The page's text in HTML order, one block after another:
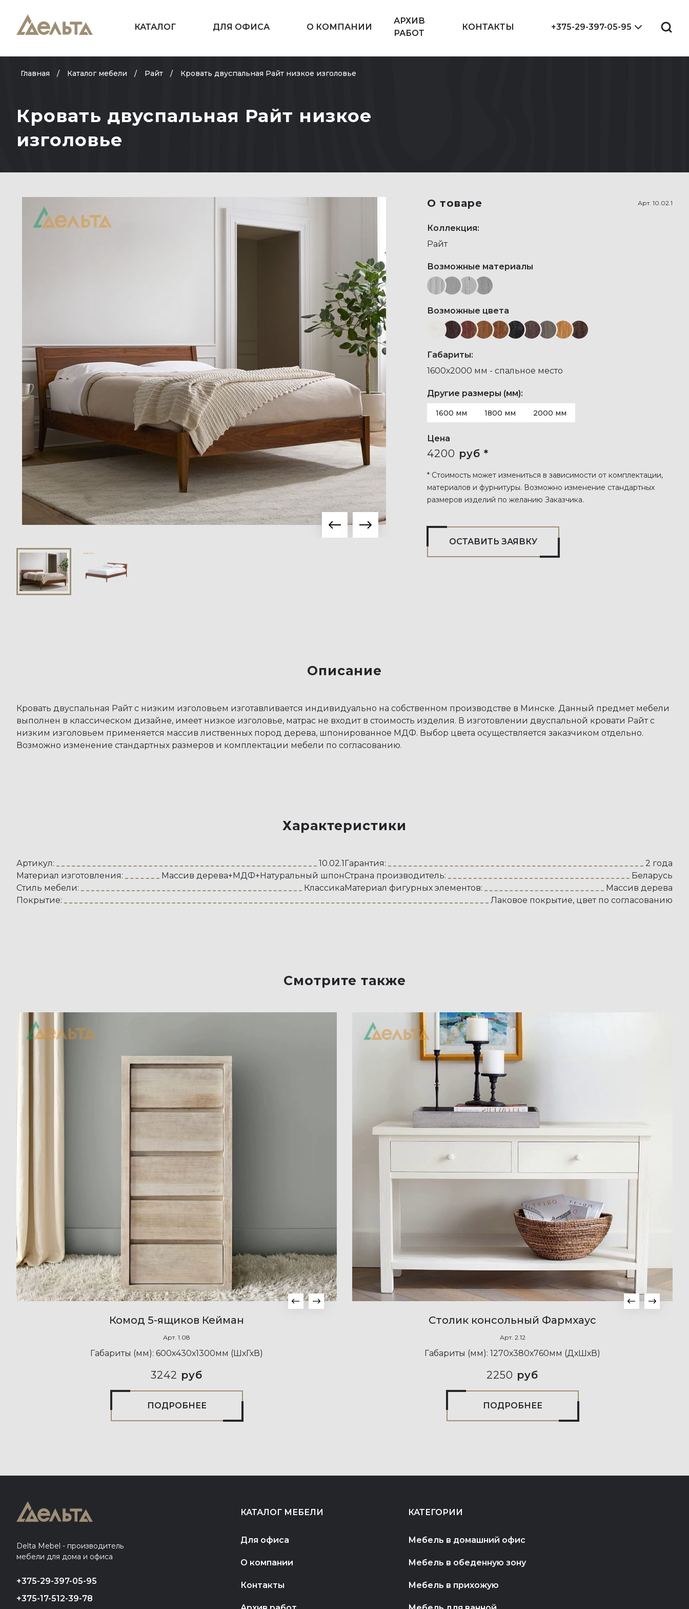
КАТАЛОГ ДЛЯ ОФИСА О КОМПАНИИ
АРХИВ
РАБОТ
КОНТАКТЫ +375-29-397-05-95
Главная Каталог мебели Райт Кровать двуспальная Райт низкое изголовье
Кровать двуспальная Райт низкое
изголовье
О товаре Арт. 10.02.1
Коллекция:
Райт
Возможные материалы
Возможные цвета
Габариты:
1600х2000 мм - спальное место
Другие размеры (мм):
1600 мм 1800 мм 2000 мм
Цена
4200 руб *
* Стоимость может измениться в зависимости от комплектации,
материалов и фурнитуры. Возможно изменение стандартных
размеров изделий по желанию Заказчика.
ОСТАВИТЬ ЗАЯВКУ
Описание
Кровать двуспальная Райт с низким изголовьем изготавливается индивидуально на собственном производстве в Минске. Данный предмет мебели
выполнен в классическом дизайне, имеет низкое изголовье, матрас не входит в стоимость изделия. В изготовлении двуспальной кровати Райт с
низким изголовьем применяется массив лиственных пород дерева, шпонированное МДФ. Выбор цвета осуществляется заказчиком отдельно.
Возможно изменение стандартных размеров и комплектации мебели по согласованию.
Характеристики
Артикул: 10.02.1Гарантия:
2 года
Материал изготовления:
Массив дерева+МДФ+Натуральный шпонСтрана производитель:
Беларусь
Стиль мебели:
КлассикаМатериал фигурных элементов:
Массив дерева
Покрытие:
Лаковое покрытие, цвет по согласованию
Смотрите также
Комод 5-ящиков Кейман
Арт. 1.08
Габариты (мм): 600х430х1300мм (ШхГхВ)
3242 руб
ПОДРОБНЕЕ
Столик консольный Фармхаус
Арт. 2.12
Габариты (мм): 1270х380х760мм (ДхШхВ)
2250 руб
ПОДРОБНЕЕ
Delta Mebel - производитель
мебели для дома и офиса
+375-29-397-05-95
+375-17-512-39-78
КАТАЛОГ МЕБЕЛИ
Для офиса
О компании
Контакты
КАТЕГОРИИ
Мебель в домашний офис
Мебель в обеденную зону
Мебель в прихожую